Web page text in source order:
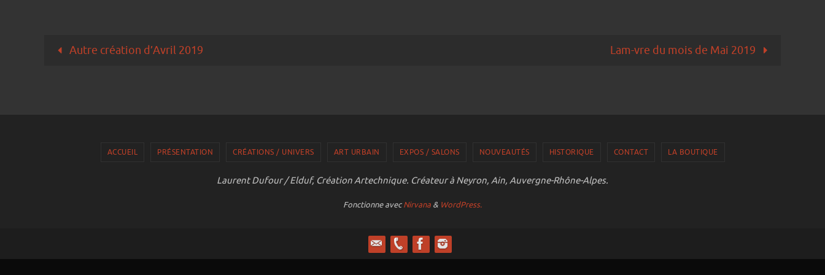
Autre création d’Avril 2019 Lam-vre du mois de Mai 2019
ACCUEIL PRÉSENTATION CRÉATIONS / UNIVERS ART URBAIN EXPOS / SALONS NOUVEAUTÉS HISTORIQUE CONTACT LA BOUTIQUE
Laurent Dufour / Elduf, Création Artechnique. Créateur à Neyron, Ain, Auvergne-Rhône-Alpes.
Fonctionne avecNirvana & WordPress.